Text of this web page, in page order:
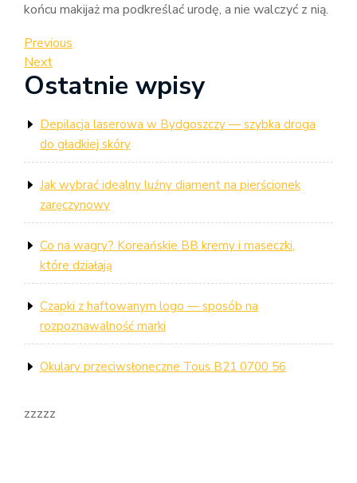
końcu makijaż ma podkreślać urodę, a nie walczyć z nią.
Nawigacja
wpisu
Previous
Post
Previous
Next
Post
Next
Ostatnie wpisy
Depilacja laserowa w Bydgoszczy — szybka droga
do gładkiej skóry
Jak wybrać idealny luźny diament na pierścionek
zaręczynowy
Co na wagry? Koreańskie BB kremy i maseczki,
które działają
Czapki z haftowanym logo — sposób na
rozpoznawalność marki
Okulary przeciwsłoneczne Tous B21 0700 56
zzzzz